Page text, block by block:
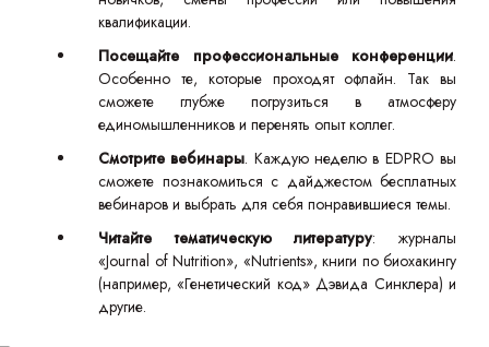
квалификации.
Посещайте профессиональные конференции.
Особенно те, которые проходят офлайн. Так вы
сможете глубже погрузиться в атмосферу
единомышленников и перенять опыт коллег.
Смотрите вебинары. Каждую неделю в EDPRO вы
сможете познакомиться с дайджестом бесплатных
вебинаров и выбрать для себя понравившиеся темы.
Читайте тематическую литературу: журналы
«Journal of Nutrition», «Nutrients», книги по биохакингу
(например, «Генетический код» Дэвида Синклера) и
другие.